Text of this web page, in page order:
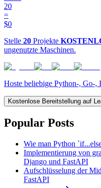
20
=
$0
Stelle 20 Projekte
ungenutzte Maschinen.
Hoste beliebige Python-, Go-,
Kostenlose Bereitstellung auf
Popular Posts
Wie man Python
Implementierung von
Django und FastAPI
Aufschlüsselung der
FastAPI